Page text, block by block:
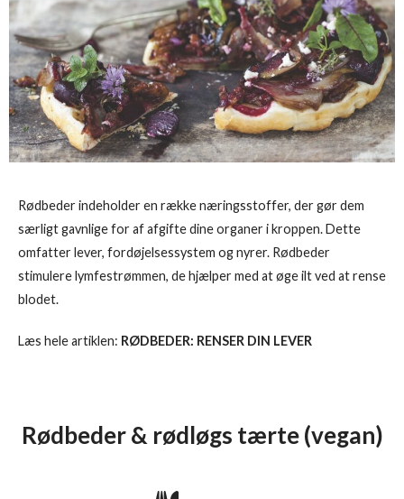
Rødbeder indeholder en række næringsstoffer, der gør dem
særligt gavnlige for af afgifte dine organer i kroppen. Dette
omfatter lever, fordøjelsessystem og nyrer. Rødbeder
stimulere lymfestrømmen, de hjælper med at øge ilt ved at rense
blodet.
Læs hele artiklen: RØDBEDER: RENSER DIN LEVER
Rødbeder & rødløgs tærte (vegan)